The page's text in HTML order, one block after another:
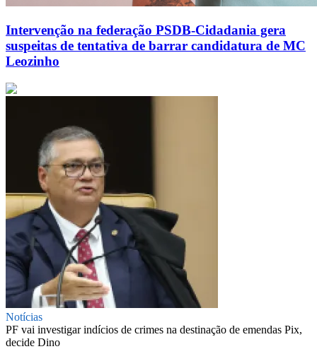
Intervenção na federação PSDB-Cidadania gera
suspeitas de tentativa de barrar candidatura de MC
Leozinho
Notícias
PF vai investigar indícios de crimes na destinação de emendas Pix,
decide Dino